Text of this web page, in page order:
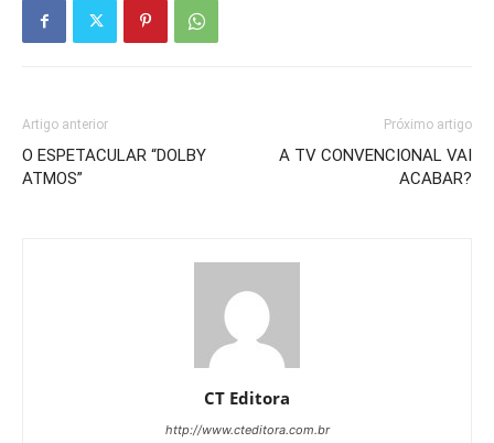
Artigo anterior
O ESPETACULAR “DOLBY
ATMOS”
Próximo artigo
A TV CONVENCIONAL VAI
ACABAR?
CT Editora
http://www.cteditora.com.br